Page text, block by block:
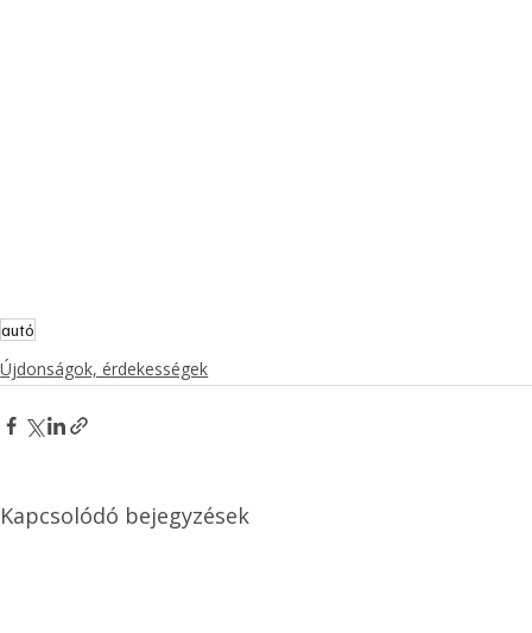
autó
Újdonságok, érdekességek
Kapcsolódó bejegyzések